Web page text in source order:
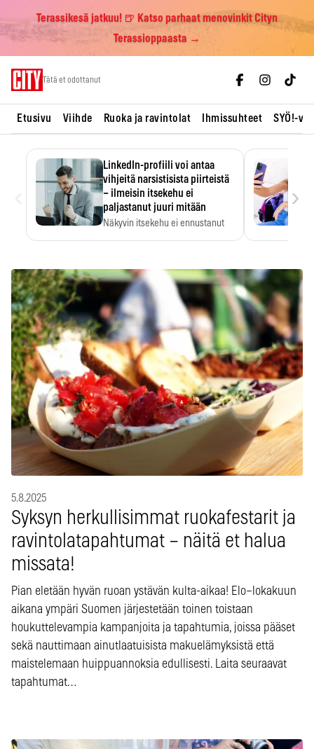
Terassikesä jatkuu! 🍺 Katso parhaat menovinkit Cityn
Terassioppaasta →
Tätä et odottanut
Etusivu Viihde Ruoka ja ravintolat Ihmissuhteet SYÖ!-
LinkedIn-profiili voi antaa
vihjeitä narsistisista piirteistä
– ilmeisin itsekehu ei
paljastanut juuri mitään
Näkyvin itsekehu ei ennustanut
›
5.8.2025
Syksyn herkullisimmat ruokafestarit ja
ravintolatapahtumat – näitä et halua
missata!
Pian eletään hyvän ruoan ystävän kulta-aikaa! Elo–lokakuun
aikana ympäri Suomen järjestetään toinen toistaan
houkuttelevampia kampanjoita ja tapahtumia, joissa pääset
sekä nauttimaan ainutlaatuisista makuelämyksistä että
maistelemaan huippuannoksia edullisesti. Laita seuraavat
tapahtumat…